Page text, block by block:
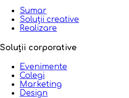
Sumar
Soluții creative
Realizare
Soluții corporative
Evenimente
Colegi
Marketing
Design